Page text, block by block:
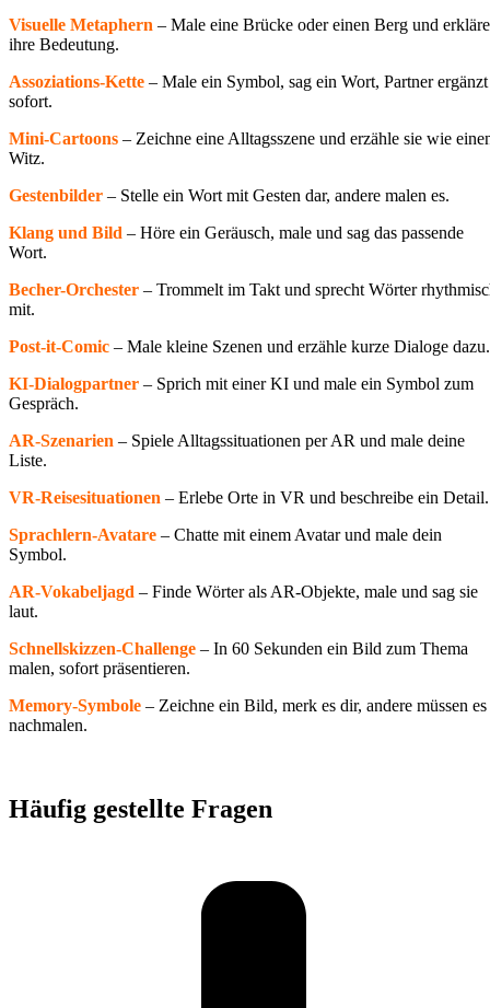
Visuelle Metaphern – Male eine Brücke oder einen Berg und erkläre
ihre Bedeutung.
Assoziations-Kette – Male ein Symbol, sag ein Wort, Partner ergänzt
sofort.
Mini-Cartoons – Zeichne eine Alltagsszene und erzähle sie wie
Witz.
Gestenbilder – Stelle ein Wort mit Gesten dar, andere malen es.
Klang und Bild – Höre ein Geräusch, male und sag das passende
Wort.
Becher-Orchester – Trommelt im Takt und sprecht Wörter
mit.
Post-it-Comic – Male kleine Szenen und erzähle kurze Dialoge
KI-Dialogpartner – Sprich mit einer KI und male ein Symbol zum
Gespräch.
AR-Szenarien – Spiele Alltagssituationen per AR und male deine
Liste.
VR-Reisesituationen – Erlebe Orte in VR und beschreibe ein
Sprachlern-Avatare – Chatte mit einem Avatar und male dein
Symbol.
AR-Vokabeljagd – Finde Wörter als AR-Objekte, male und sag sie
laut.
Schnellskizzen-Challenge – In 60 Sekunden ein Bild zum Thema
malen, sofort präsentieren.
Memory-Symbole – Zeichne ein Bild, merk es dir, andere müssen es
nachmalen.
Häufig gestellte Fragen